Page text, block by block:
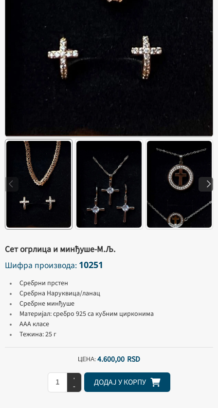
Сет огрлица и минђуше-М.Љ.
Шифра производа: 10251
Сребрни прстен
Сребрна Наруквица/ланац
Сребрне минђуше
Материјал: сребро 925 са кубним цирконима
ААА класе
Тежина: 25 г
ЦЕНА:4.600,00 RSD
+
-